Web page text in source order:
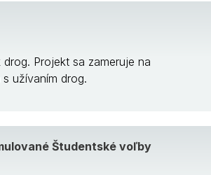
Projekt sa zameruje na
užívaním drog.
Študentské voľby